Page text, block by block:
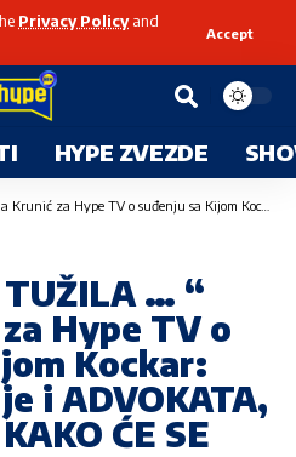
Privacy Policyand
Accept
HYPE ZVEZDE
sa Kijom Kockar: „Promijenila je i ADVOKATA, ali NE ZNAM KAKO ĆE SE IZVUČI!“
TUŽILA … “
Hype TV o
Kockar:
i ADVOKATA,
ĆE SE